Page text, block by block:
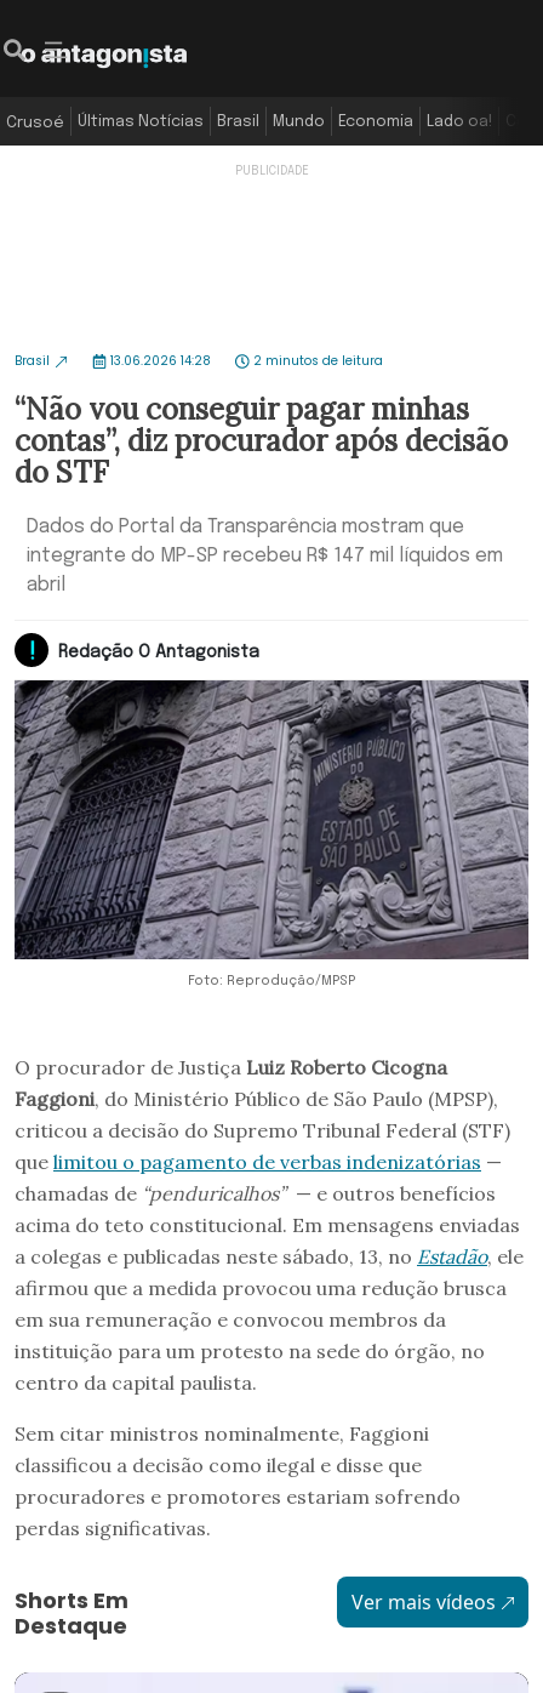
Crusoé Últimas Notícias Brasil Mundo Economia Lado oa!
Brasil 13.06.2026 14:28 2 minutos de leitura
“Não vou conseguir pagar minhas
contas”, diz procurador após decisão
do STF
Dados do Portal da Transparência mostram que
integrante do MP-SP recebeu R$ 147 mil líquidos em
abril
Redação O Antagonista
Foto: Reprodução/MPSP
O procurador de Justiça Luiz Roberto Cicogna
Faggioni, do Ministério Público de São Paulo (MPSP),
criticou a decisão do Supremo Tribunal Federal (STF)
que limitou o pagamento de verbas indenizatórias —
chamadas de “penduricalhos”— e outros benefícios
acima do teto constitucional. Em mensagens enviadas
a colegas e publicadas neste sábado, 13, no Estadão, ele
afirmou que a medida provocou uma redução brusca
em sua remuneração e convocou membros da
instituição para um protesto na sede do órgão, no
centro da capital paulista.
Sem citar ministros nominalmente, Faggioni
classificou a decisão como ilegal e disse que
procuradores e promotores estariam sofrendo
perdas significativas.
Shorts Em
Destaque
Ver mais vídeos